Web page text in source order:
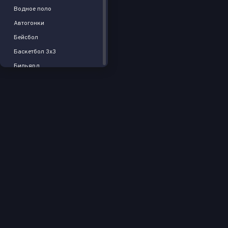
Водное поло
Автогонки
Бейсбол
Баскетбол 3x3
Бильярд